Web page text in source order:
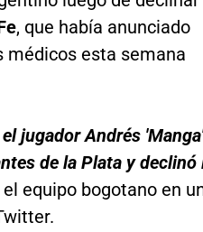
, que había anunciado
médicos esta semana
jugador Andrés 'Manga'
de la Plata y declinó
equipo bogotano en